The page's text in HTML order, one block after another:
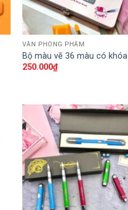
VĂN PHÒNG PHẨM
Bộ màu vẽ 36 màu có khóa
250.000₫